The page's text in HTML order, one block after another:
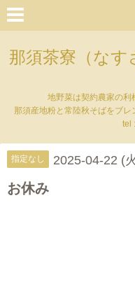
那須茶寮（な
地野菜は契約農家の利
那須産地粉と常陸秋そばをブレ
tel
指定なし 2025-04-22 (
お休み